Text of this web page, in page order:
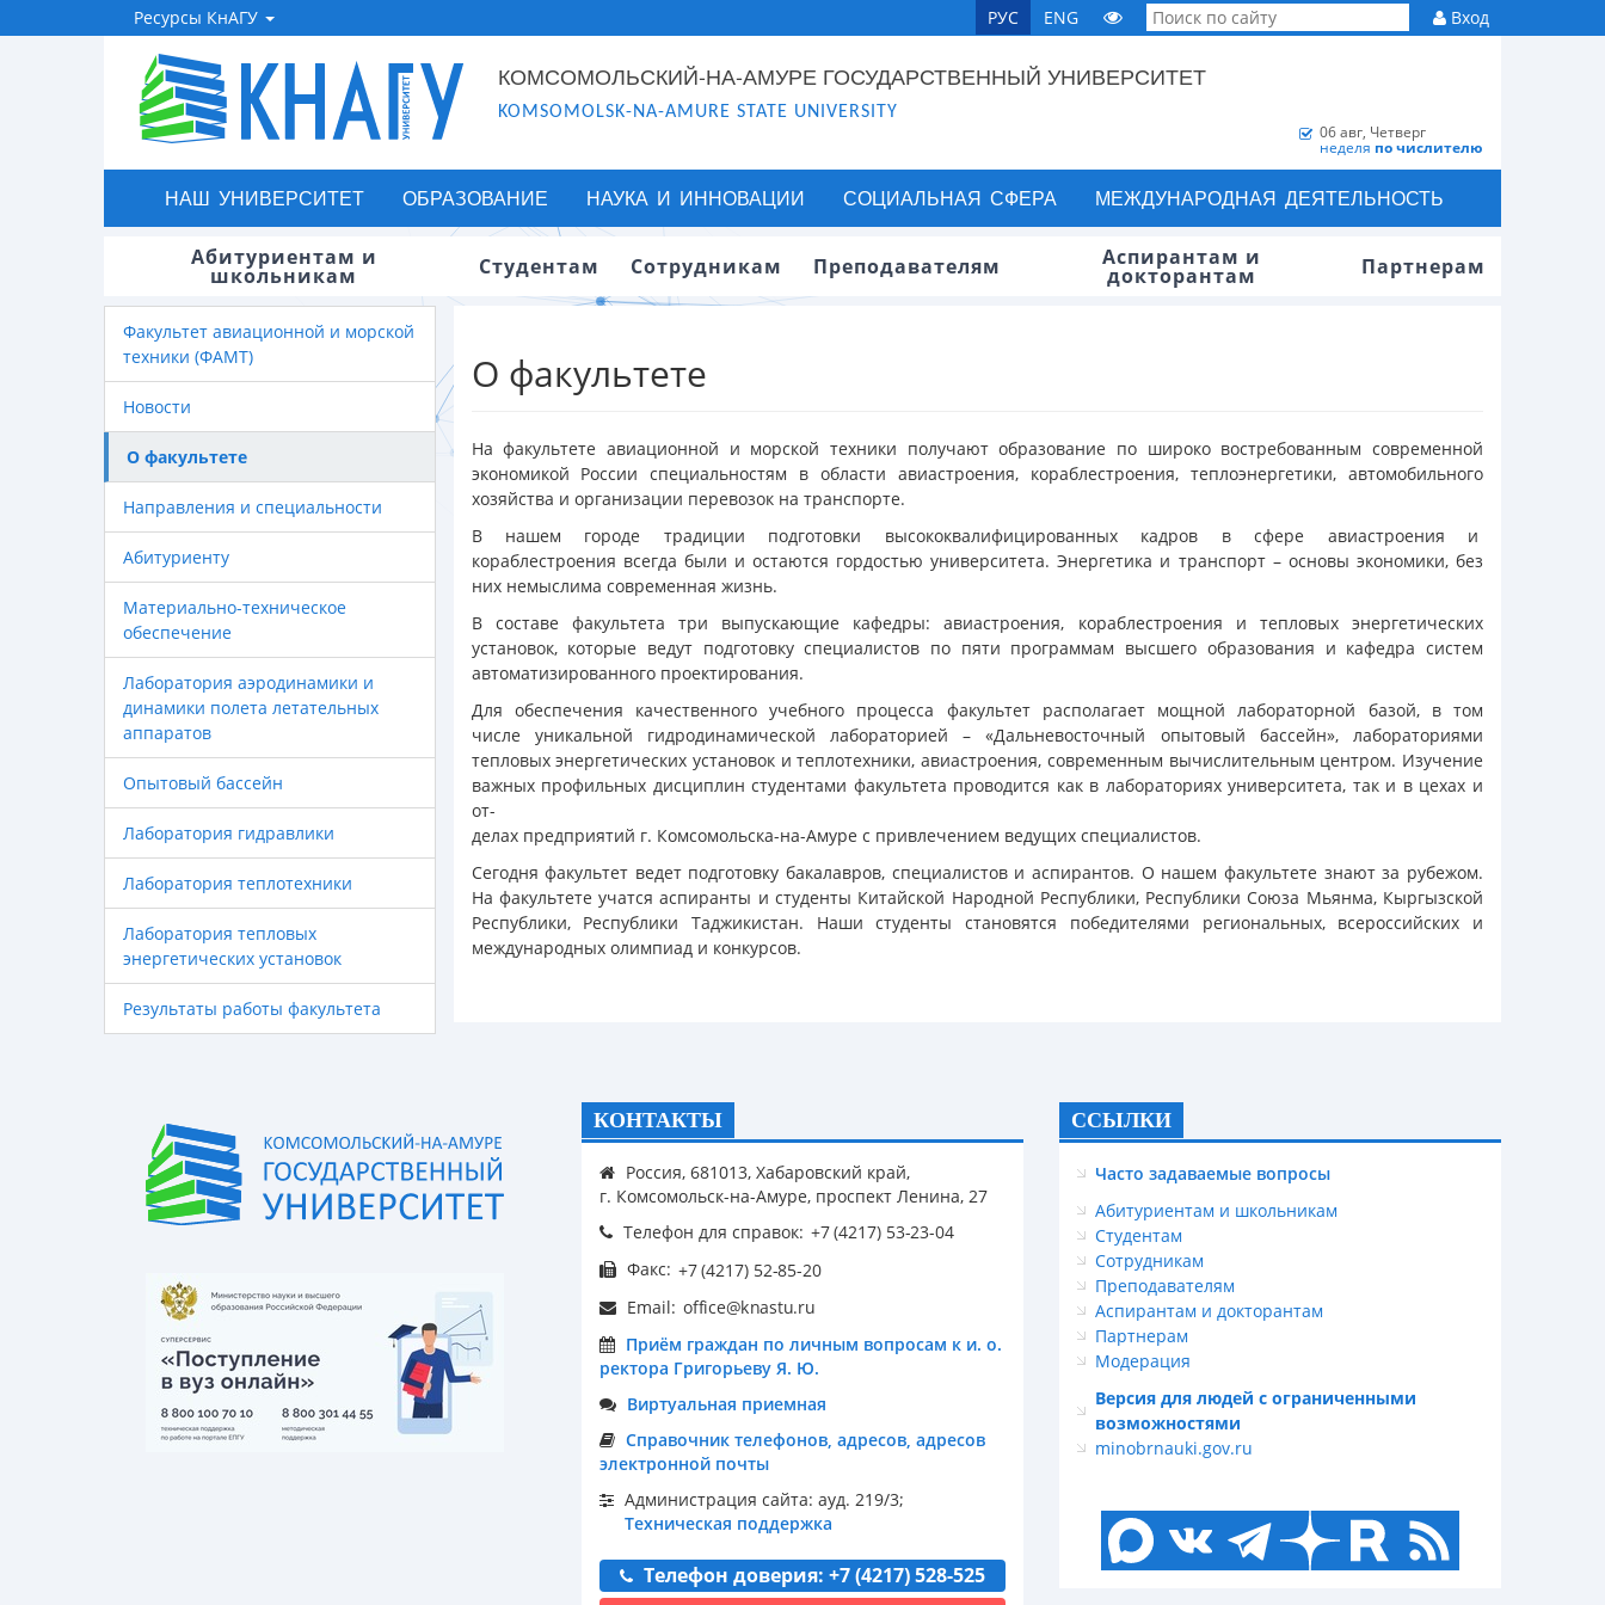
Ресурсы КнАГУ РУС ENG Вход
КОМСОМОЛЬСКИЙ-НА-АМУРЕ ГОСУДАРСТВЕННЫЙ УНИВЕРСИТЕТ
KOMSOMOLSK-NA-AMURE STATE UNIVERSITY
06 авг, Четверг
неделя по числителю
НАШ УНИВЕРСИТЕТ ОБРАЗОВАНИЕ НАУКА И ИННОВАЦИИ СОЦИАЛЬНАЯ СФЕРА МЕЖДУНАРОДНАЯ ДЕЯТЕЛЬНОСТЬ
Абитуриентам и
школьникам Студентам Сотрудникам Преподавателям Аспирантам и
докторантам Партнерам
Факультет авиационной и морской
техники (ФАМТ)
Новости
О факультете
Направления и специальности
Абитуриенту
Материально-техническое
обеспечение
Лаборатория аэродинамики и
динамики полета летательных
аппаратов
Опытовый бассейн
Лаборатория гидравлики
Лаборатория теплотехники
Лаборатория тепловых
энергетических установок
Результаты работы факультета
О факультете
На факультете авиационной и морской техники получают образование по широко востребованным современной
экономикой России специальностям в области авиастроения, кораблестроения, теплоэнергетики, автомобильного
хозяйства и организации перевозок на транспорте.
В нашем городе традиции подготовки высококвалифицированных кадров в сфере авиастроения и
кораблестроения всегда были и остаются гордостью университета. Энергетика и транспорт – основы экономики, без
них немыслима современная жизнь.
В составе факультета три выпускающие кафедры: авиастроения, кораблестроения и тепловых энергетических
установок, которые ведут подготовку специалистов по пяти программам высшего образования и кафедра систем
автоматизированного проектирования.
Для обеспечения качественного учебного процесса факультет располагает мощной лабораторной базой, в том
числе уникальной гидродинамической лабораторией – «Дальневосточный опытовый бассейн», лабораториями
тепловых энергетических установок и теплотехники, авиастроения, современным вычислительным центром. Изучение
важных профильных дисциплин студентами факультета проводится как в лабораториях университета, так и в цехах и
от-
делах предприятий г. Комсомольска-на-Амуре с привлечением ведущих специалистов.
Сегодня факультет ведет подготовку бакалавров, специалистов и аспирантов. О нашем факультете знают за рубежом.
На факультете учатся аспиранты и студенты Китайской Народной Республики, Республики Союза Мьянма, Кыргызской
Республики, Республики Таджикистан. Наши студенты становятся победителями региональных, всероссийских и
международных олимпиад и конкурсов.
КОНТАКТЫ
Россия, 681013, Хабаровский край,
г. Комсомольск-на-Амуре, проспект Ленина, 27
Телефон для справок:
Факс:
Email:
Приём граждан по личным вопросам к и. о.
ректора Григорьеву Я. Ю.
Виртуальная приемная
Справочник телефонов, адресов, адресов
электронной почты
Администрация сайта: ауд. 219/3;
Техническая поддержка
Телефон доверия: +7 (4217) 528-525
ССЫЛКИ
Часто задаваемые вопросы
Абитуриентам и школьникам
Студентам
Сотрудникам
Преподавателям
Аспирантам и докторантам
Партнерам
Модерация
Версия для людей с ограниченными
возможностями
minobrnauki.gov.ru